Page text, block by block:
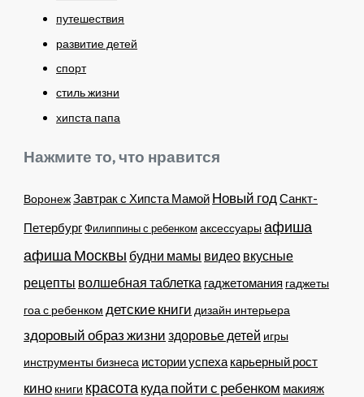
путешествия
развитие детей
спорт
стиль жизни
хипста папа
Нажмите то, что нравится
Воронеж Завтрак с Хипста Мамой Новый год Санкт-
ПетербургФилиппины с ребенком аксессуарыафиша
афиша Москвы будни мамы видео вкусные
рецепты волшебная таблетка гаджетомания гаджеты
гоа с ребенком детские книги дизайн интерьера
здоровый образ жизни здоровье детей игры
инструменты бизнеса истории успеха карьерный рост
кино книги красотакуда пойти с ребенком макияж